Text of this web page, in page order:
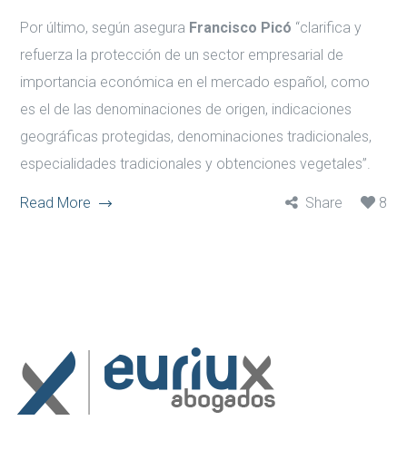
Por último, según asegura Francisco Picó “clarifica y
refuerza la protección de un sector empresarial de
importancia económica en el mercado español, como
es el de las denominaciones de origen, indicaciones
geográficas protegidas, denominaciones tradicionales,
especialidades tradicionales y obtenciones vegetales”.
Read More Share 8